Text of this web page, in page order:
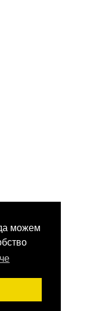
можем